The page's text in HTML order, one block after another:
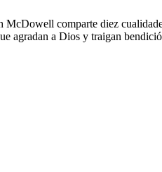
comparte diez
agradan a Dios y traigan